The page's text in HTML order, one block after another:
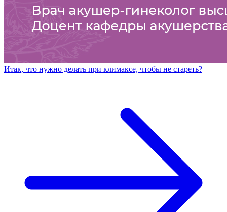
Итак, что нужно делать при климаксе, чтобы не стареть?